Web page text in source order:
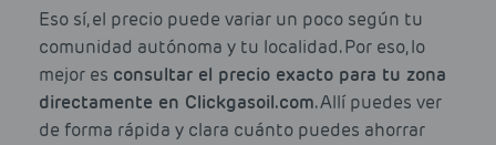
Eso sí, el precio puede variar un poco según tu
comunidad autónoma y tu localidad. Por eso, lo
mejor es consultar el precio exacto para tu zona
directamente en Clickgasoil.com. Allí puedes ver
de forma rápida y clara cuánto puedes ahorrar